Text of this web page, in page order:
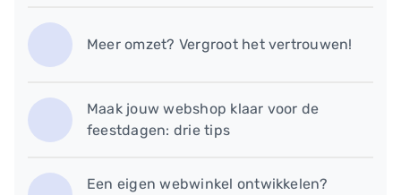
​Meer omzet? Vergroot het vertrouwen!
Maak jouw webshop klaar voor de
feestdagen: drie tips
​Een eigen webwinkel ontwikkelen?